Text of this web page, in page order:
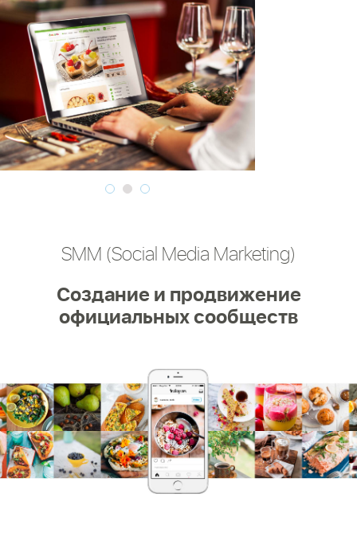
SMM (Social Media Marketing)
Создание и продвижение
официальных сообществ